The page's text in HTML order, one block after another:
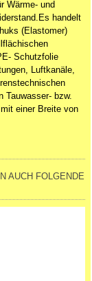
Wärme- und
handelt
(Elastomer)
Schutzfolie
Luftkanäle,
Tauwasser- bzw.
einer Breite von
AUCH FOLGENDE